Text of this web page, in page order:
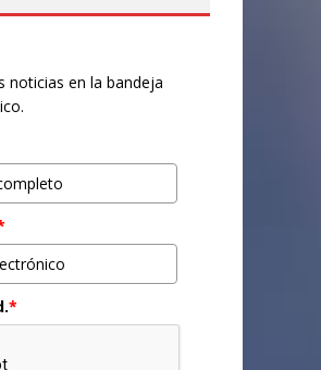
noticias en la bandeja
*